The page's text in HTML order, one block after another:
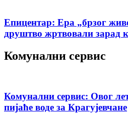
Епицентар: Ера „брзог
друштво жртвовали зарад
Комунални сервис
Комунални сервис: Овог
пијаће воде за Крагујевчане